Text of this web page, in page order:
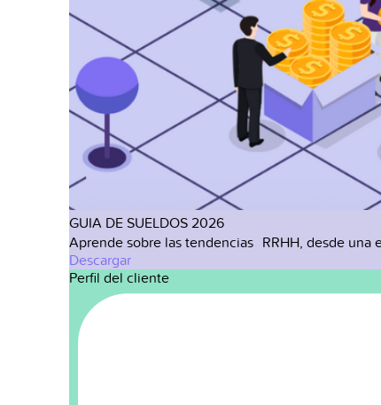
GUIA DE SUELDOS 2026
Aprende sobre las tendencias RRHH, desde una
Descargar
Perfil del cliente